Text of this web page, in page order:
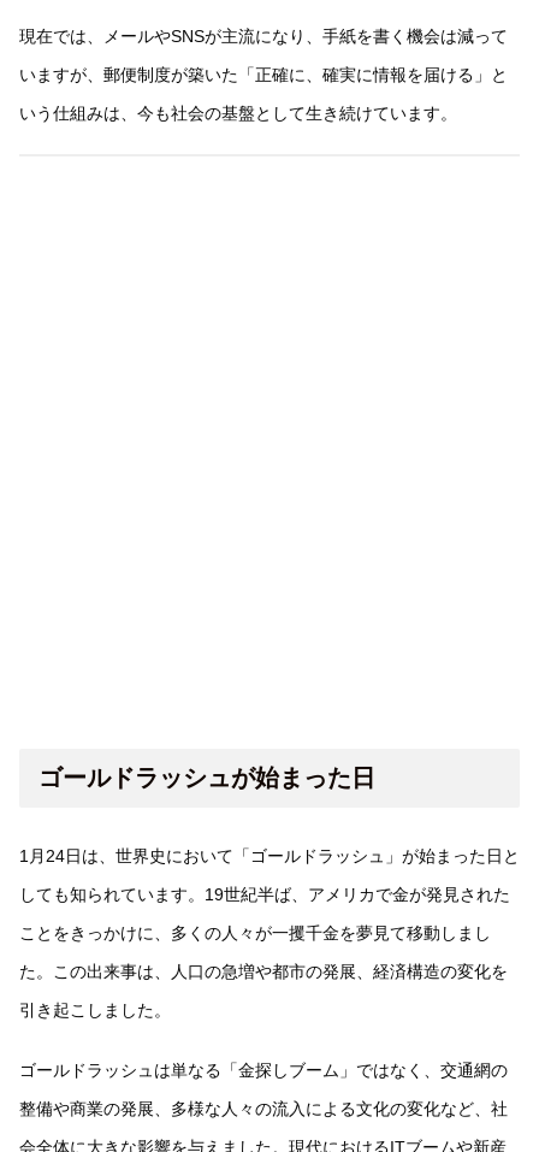
現在では、メールやSNSが主流になり、手紙を書く機会は減って
いますが、郵便制度が築いた「正確に、確実に情報を届ける」と
いう仕組みは、今も社会の基盤として生き続けています。
ゴールドラッシュが始まった日
1月24日は、世界史において「ゴールドラッシュ」が始まった日と
しても知られています。19世紀半ば、アメリカで金が発見された
ことをきっかけに、多くの人々が一攫千金を夢見て移動しまし
た。この出来事は、人口の急増や都市の発展、経済構造の変化を
引き起こしました。
ゴールドラッシュは単なる「金探しブーム」ではなく、交通網の
整備や商業の発展、多様な人々の流入による文化の変化など、社
会全体に大きな影響を与えました。現代におけるITブームや新産